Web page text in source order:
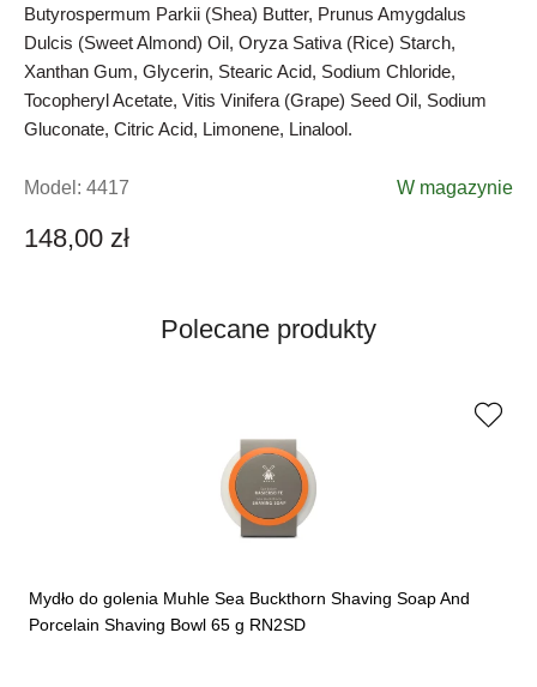
W magazynie
Model: 4417
148,00 zł
Butyrospermum Parkii (Shea) Butter, Prunus Amygdalus
Dulcis (Sweet Almond) Oil, Oryza Sativa (Rice) Starch,
Xanthan Gum, Glycerin, Stearic Acid, Sodium Chloride,
Tocopheryl Acetate, Vitis Vinifera (Grape) Seed Oil, Sodium
Gluconate, Citric Acid, Limonene, Linalool.
Polecane produkty
Mydło do golenia Muhle Sea Buckthorn Shaving Soap And
Porcelain Shaving Bowl 65 g RN2SD